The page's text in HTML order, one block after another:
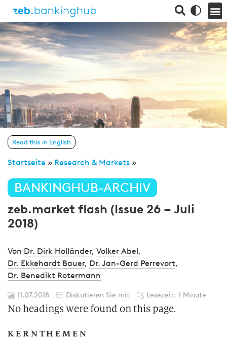
Read this in English
Startseite » Research & Markets »
BANKINGHUB-ARCHIV
zeb.market flash (Issue 26 – Juli
2018)
Von Dr. Dirk Holländer, Volker Abel,
Dr. Ekkehardt Bauer, Dr. Jan-Gerd Perrevort,
Dr. Benedikt Rotermann
11.07.2018 Diskutieren Sie mit Lesezeit: 1 Minute
No headings were found on this page.
K E R N T H E M E N